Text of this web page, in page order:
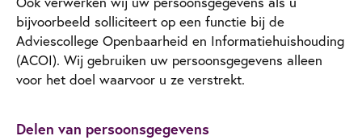
bijvoorbeeld solliciteert op een functie bij de
Adviescollege Openbaarheid en Informatiehuishouding
(ACOI). Wij gebruiken uw persoonsgegevens alleen
voor het doel waarvoor u ze verstrekt.
Delen van persoonsgegevens